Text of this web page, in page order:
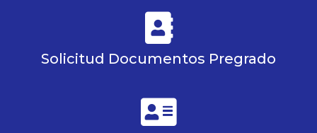
Solicitud Documentos Pregrado